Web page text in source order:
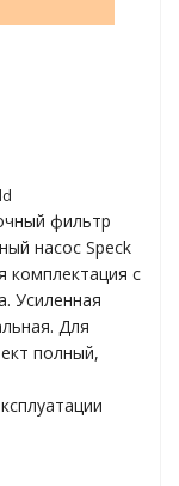
фильтр
насос Speck
комплектация с
Усиленная
Для
полный,